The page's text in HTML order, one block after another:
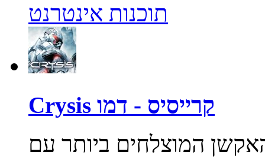
תוכנות אינטרנט
Crysis קרייסיס - דמו